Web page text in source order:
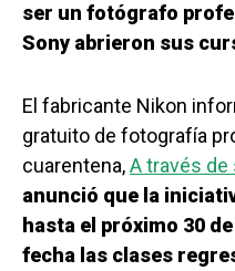
ser un fotógrafo
Sony abrieron sus
El fabricante Nikon
gratuito de fotografía
cuarentena,A través
anunció que la
hasta el próximo 30
fecha las clases